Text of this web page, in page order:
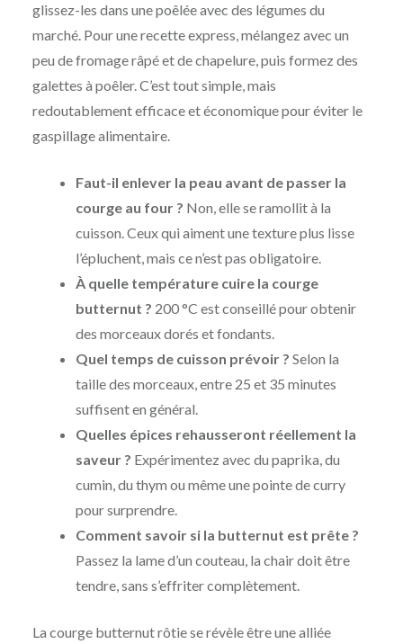
glissez-les dans une poêlée avec des légumes du
marché. Pour une recette express, mélangez avec un
peu de fromage râpé et de chapelure, puis formez des
galettes à poêler. C’est tout simple, mais
redoutablement efficace et économique pour éviter le
gaspillage alimentaire.
Faut-il enlever la peau avant de passer la
courge au four ? Non, elle se ramollit à la
cuisson. Ceux qui aiment une texture plus lisse
l’épluchent, mais ce n’est pas obligatoire.
À quelle température cuire la courge
butternut ? 200 °C est conseillé pour obtenir
des morceaux dorés et fondants.
Quel temps de cuisson prévoir ? Selon la
taille des morceaux, entre 25 et 35 minutes
suffisent en général.
Quelles épices rehausseront réellement la
saveur ? Expérimentez avec du paprika, du
cumin, du thym ou même une pointe de curry
pour surprendre.
Comment savoir si la butternut est prête ?
Passez la lame d’un couteau, la chair doit être
tendre, sans s’effriter complètement.
La courge butternut rôtie se révèle être une alliée